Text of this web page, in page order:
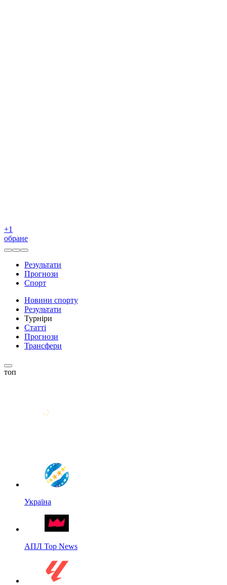
+1
обране
Результати
Прогнози
Спорт
Новини спорту
Результати
Турніри
Статті
Прогнози
Трансфери
топ
Україна
АПЛ Top News